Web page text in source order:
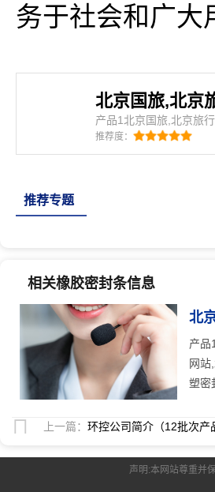
务于社会和广大
产品1北京国旅,北京旅
旅行社,神舟国旅网站,
条、汽车密封条、集装
推荐度：
推荐专题
相关橡胶密封条信息
北
25
产品
网站
塑密
上一篇： 环控公司简介（12批次产
声明:本网站尊重并